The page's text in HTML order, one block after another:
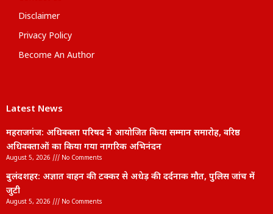
Disclaimer
Privacy Policy
Become An Author
Latest News
महराजगंज: अधिवक्ता परिषद ने आयोजित किया सम्मान समारोह, वरिष्ठ
अधिवक्ताओं का किया गया नागरिक अभिनंदन
August 5, 2026 No Comments
बुलंदशहर: अज्ञात वाहन की टक्कर से अधेड़ की दर्दनाक मौत, पुलिस जांच में
जुटी
August 5, 2026 No Comments